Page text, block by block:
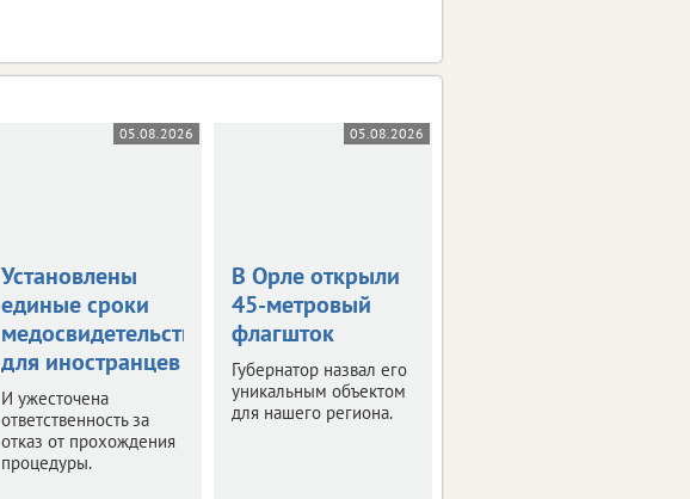
05.08.2026
Установлены
единые сроки
медосвидетельствования
для иностранцев
И ужесточена
ответственность за
отказ от прохождения
процедуры.
05.08.2026
В Орле открыли
45-метровый
флагшток
Губернатор назвал его
уникальным объектом
для нашего региона.